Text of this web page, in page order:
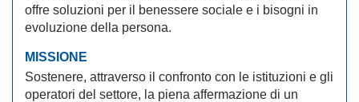
offre soluzioni per il benessere sociale e i bisogni in
evoluzione della persona.
MISSIONE
Sostenere, attraverso il confronto con le istituzioni e gli
operatori del settore, la piena affermazione di un